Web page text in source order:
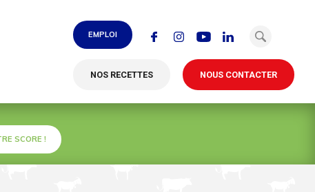
EMPLOI
NOS RECETTES NOUS CONTACTER
SCORE !